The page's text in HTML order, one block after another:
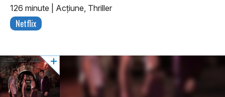
126 minute
Acţiune, Thriller
Netflix